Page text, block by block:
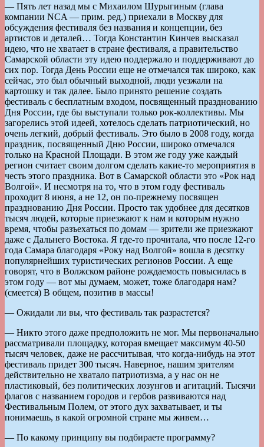
— Пять лет назад мы с Михаилом Шурыгиным (глава
компании NCA — прим. ред.) приехали в Москву для
обсуждения фестиваля без названия и концепции, без
артистов и деталей… Тогда Константин Кинчев высказал
идею, что не хватает в стране фестиваля, а правительство
Самарской области эту идею поддержало и поддерживают до
сих пор. Тогда День России еще не отмечался так широко, как
сейчас, это был обычный выходной, люди уезжали на
картошку и так далее. Было принято решение создать
фестиваль с бесплатным входом, посвященный празднованию
Дня России, где бы выступали только рок-коллективы. Мы
загорелись этой идеей, хотелось сделать патриотический, но
очень легкий, добрый фестиваль. Это было в 2008 году, когда
праздник, посвященный Дню России, широко отмечался
только на Красной Площади. В этом же году уже каждый
регион считает своим долгом сделать какие-то мероприятия в
честь этого праздника. Вот в Самарской области это «Рок над
Волгой». И несмотря на то, что в этом году фестиваль
проходит 8 июня, а не 12, он по-прежнему посвящен
празднованию Дня России. Просто так удобнее для десятков
тысяч людей, которые приезжают к нам и которым нужно
время, чтобы разъехаться по домам — зрители же приезжают
даже с Дальнего Востока. Я где-то прочитала, что после 12-го
года Самара благодаря «Року над Волгой» вошла в десятку
популярнейших туристических регионов России. А еще
говорят, что в Волжском районе рождаемость повысилась в
этом году — вот мы думаем, может, тоже благодаря нам?
(смеется) В общем, позитив в массы!
— Ожидали ли вы, что фестиваль так разрастется?
— Никто этого даже предположить не мог. Мы первоначально
рассматривали площадку, которая вмещает максимум 40-50
тысяч человек, даже не рассчитывая, что когда-нибудь на этот
фестиваль придет 300 тысяч. Наверное, нашим зрителям
действительно не хватало патриотизма, а у нас он не
пластиковый, без политических лозунгов и агитаций. Тысячи
флагов с названием городов и гербов развиваются над
Фестивальным Полем, от этого дух захватывает, и ты
понимаешь, в какой огромной стране мы живем…
— По какому принципу вы подбираете программу?